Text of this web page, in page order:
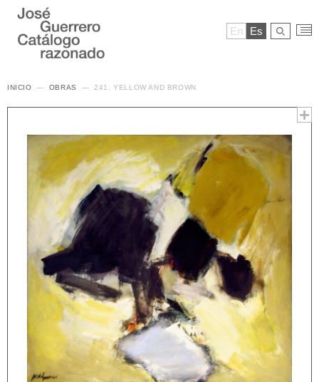
En Es
INICIO OBRAS 241. YELLOW AND BROWN